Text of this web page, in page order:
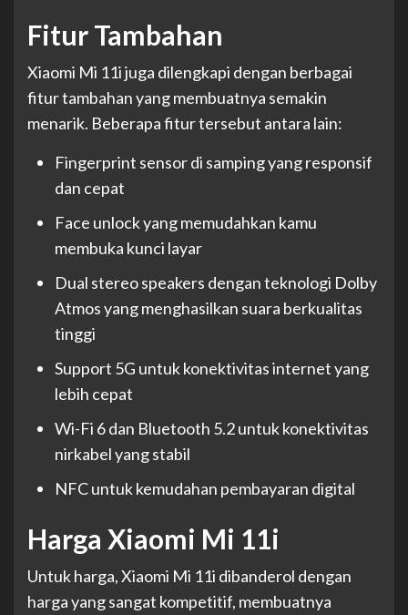
Fitur Tambahan
Xiaomi Mi 11i juga dilengkapi dengan berbagai
fitur tambahan yang membuatnya semakin
menarik. Beberapa fitur tersebut antara lain:
Fingerprint sensor di samping yang responsif
dan cepat
Face unlock yang memudahkan kamu
membuka kunci layar
Dual stereo speakers dengan teknologi Dolby
Atmos yang menghasilkan suara berkualitas
tinggi
Support 5G untuk konektivitas internet yang
lebih cepat
Wi-Fi 6 dan Bluetooth 5.2 untuk konektivitas
nirkabel yang stabil
NFC untuk kemudahan pembayaran digital
Harga Xiaomi Mi 11i
Untuk harga, Xiaomi Mi 11i dibanderol dengan
harga yang sangat kompetitif, membuatnya